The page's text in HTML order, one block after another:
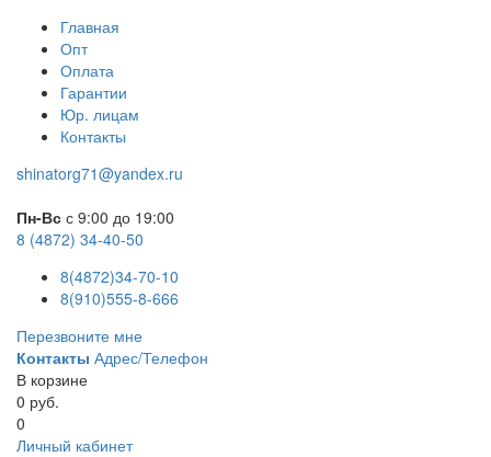
Главная
Опт
Оплата
Гарантии
Юр. лицам
Контакты
shinatorg71@yandex.ru
Пн-Вс с 9:00 до 19:00
8 (4872) 34-40-50
8(4872)34-70-10
8(910)555-8-666
Перезвоните мне
Контакты Адрес/Телефон
В корзине
0 руб.
0
Личный кабинет